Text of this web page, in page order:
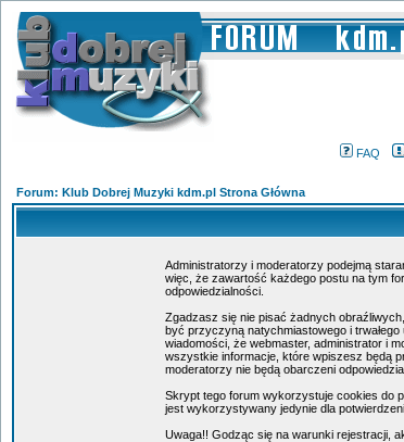
FAQ
Forum: Klub Dobrej Muzyki kdm.pl Strona Główna
Administratorzy i moderatorzy podejmą
więc, że zawartość każdego postu na tym
odpowiedzialności.
Zgadzasz się nie pisać żadnych
być przyczyną natychmiastowego i
wiadomości, że webmaster, administrator i
wszystkie informacje, które wpiszesz będą
moderatorzy nie będą obarczeni
Skrypt tego forum wykorzystuje cookies do
jest wykorzystywany jedynie dla
Uwaga!! Godząc się na warunki rejestracji,